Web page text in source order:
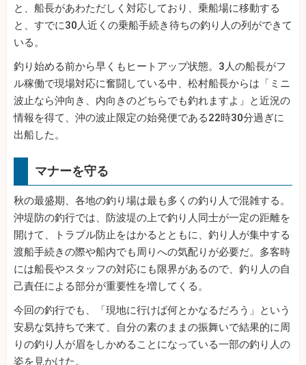
と、船長があわただしく対応しており、乗船場に移動する
と、すでに30人近くの乗船手続き待ちの釣り人の列ができて
いる。
釣り始める前から早くもヒートアップ状態。3人の船長がフ
ル稼働で現場対応に奮闘している中、松村船長からは「ミニ
波止なら沖向き、内向きのどちらでも釣れますよ」と近況の
情報を得て、沖の波止限定の始発便である22時30分過ぎに
出船した。
マナーを守る
秋の最盛期、各地の釣り場は最も多くの釣り人で混雑する。
沖堤防の釣行では、防波堤の上で釣り人同士が一定の距離を
開けて、トラブル防止をはかるとともに、釣り人が集中する
渡船手続きの際や船内でも周りへの気配りが必要だ。多客時
には船長やスタッフの対応にも限界があるので、釣り人の自
己責任による部分が重要性を増してくる。
今回の釣行でも、「現地に行けば何とかなるだろう」という
安易な気持ちで来て、自分の素のままの振舞いで結果的に周
りの釣り人が眉をしかめることになっている一部の釣り人の
姿を見かけた。